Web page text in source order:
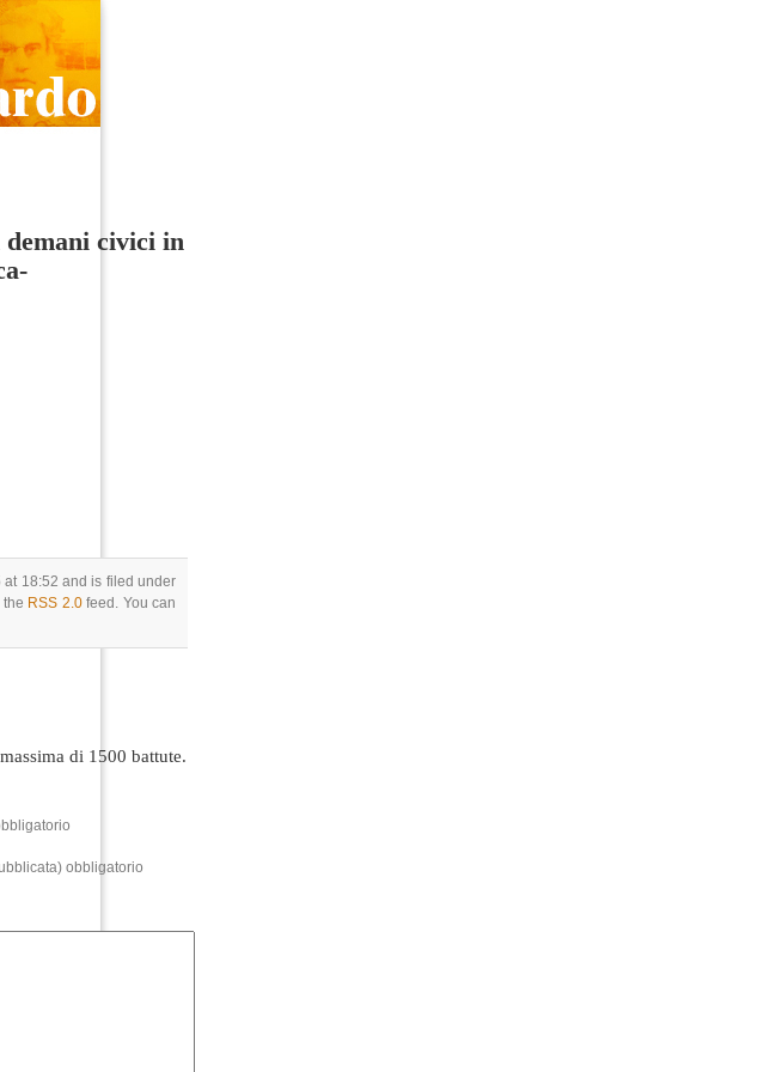
demani civici in
at 18:52 and is filed under
RSS 2.0feed. You can
di 1500 battute.
obbligatorio